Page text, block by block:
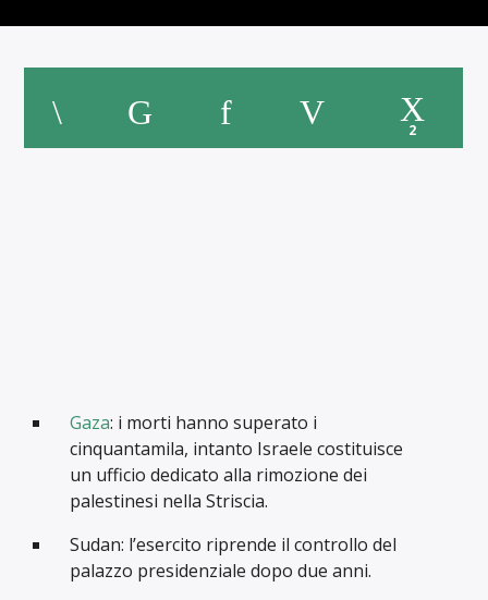
2
Gaza: i morti hanno superato i
cinquantamila, intanto Israele costituisce
un ufficio dedicato alla rimozione dei
palestinesi nella Striscia.
Sudan: l’esercito riprende il controllo del
palazzo presidenziale dopo due anni.